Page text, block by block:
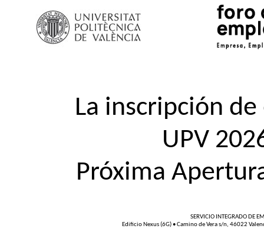
La inscripción
UPV
Próxima
SERVICIO INTEGRADO DE
Edificio Nexus (6G) • Camino de Vera s/n, 46022